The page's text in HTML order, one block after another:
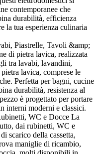
contemporanee che
durabilità, efficienza
la tua esperienza culinaria
Piastrelle, Tavoli &amp;
di pietra lavica, realizzata
tra lavabi, lavandini,
lavica, comprese le
Perfetta per bagni, cucine
durabilità, resistenza al
è progettato per portare
interni moderni e classici.
WC e Docce La
dai rubinetti, WC e
scarico della cassetta,
maniglie di ricambio,